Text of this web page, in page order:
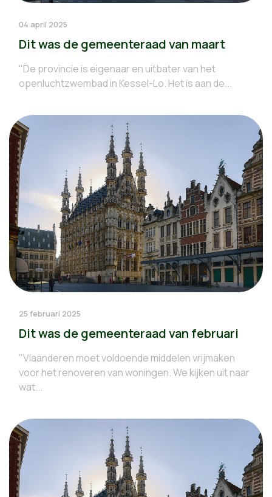
04 april 2025
Dit was de gemeenteraad van maart
"De provincie is eigenaar en uitbater van het
openluchtzwembad in Kessel-Lo. Het is aan de...
25 februari 2025
Dit was de gemeenteraad van februari
"Vlaanderen moet voldoende middelen vrijmaken
voor het renoveren van woningen. We kijken uit naar
wat...